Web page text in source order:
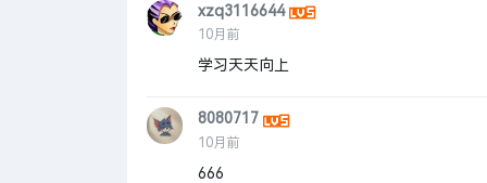
xzq3116644
10月前
学习天天向上
8080717
10月前
666